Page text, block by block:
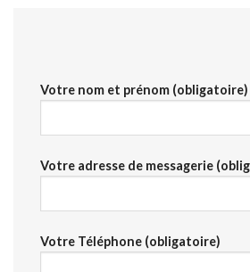
Votre nom et prénom (obligatoire)
Votre adresse de messagerie
Votre Téléphone (obligatoire)